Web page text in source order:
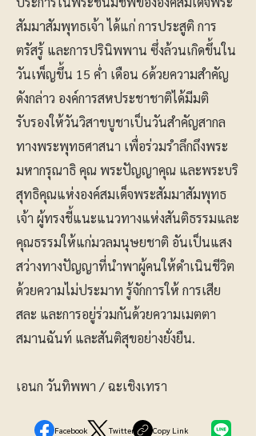
สัมมาสัมพุทธเจ้า ได้แก่ การประสูติ การ
ตรัสรู้ และการปรินิพพาน ซึ่งล้วนเกิดขึ้นใน
วันเพ็ญขึ้น 15 ค่ำ เดือน 6ด้วยความสำคัญ
ดังกล่าว องค์การสหประชาชาติได้มีมติ
รับรองให้วันวิสาขบูชาเป็นวันสำคัญสากล
ทางพระพุทธศาสนา เพื่อร่วมรำลึกถึงพระ
มหากรุณาธิ คุณ พระปัญญาคุณ และพระบริ
สุทธิคุณแห่งองค์สมเด็จพระสัมมาสัมพุทธ
เจ้า ผู้ทรงชี้แนะแนวทางแห่งสันติธรรมและ
คุณธรรมให้แก่มวลมนุษยชาติ อันเป็นแสง
สว่างทางปัญญาที่นำพาผู้คนให้ดำเนินชีวิต
ด้วยความไม่ประมาท รู้จักการให้ การเสีย
สละ และการอยู่ร่วมกันด้วยความเมตตา
สมานฉันท์ และสันติสุขอย่างยั่งยืน.
เอนก วันทิพพา / ฉะเชิงเทรา
Facebook Twitter Copy Link